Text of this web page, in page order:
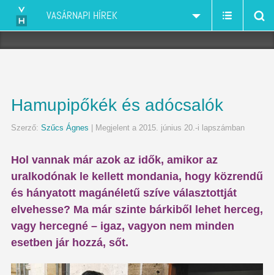
VASÁRNAPI HÍREK
Hamupipőkék és adócsalók
Szerző: Szűcs Ágnes | Megjelent a 2015. június 20.-i lapszámban
Hol vannak már azok az idők, amikor az
uralkodónak le kellett mondania, hogy közrendű
és hányatott magánéletű szíve választottját
elvehesse? Ma már szinte bárkiből lehet herceg,
vagy hercegné – igaz, vagyon nem minden
esetben jár hozzá, sőt.